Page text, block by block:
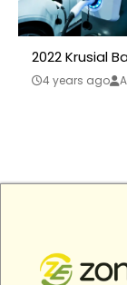
2022 Krusial
4 years ago